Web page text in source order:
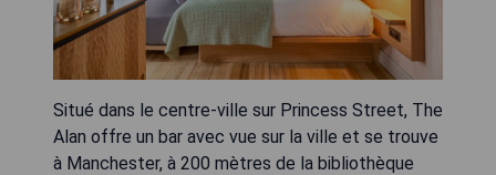
Situé dans le centre-ville sur Princess Street, The
Alan offre un bar avec vue sur la ville et se trouve
à Manchester, à 200 mètres de la bibliothèque